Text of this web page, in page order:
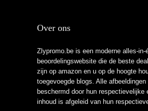
Over ons
Zlypromo.be is een moderne alles-
beoordelingswebsite die de beste
zijn op amazon en u op de hoogte
toegevoegde blogs. Alle
beschermd door hun respectievelijke
inhoud is afgeleid van hun